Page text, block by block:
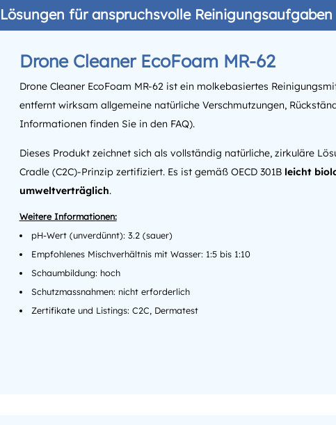
für anspruchsvolle Reinigungsaufgaben
Drone Cleaner EcoFoam MR-62
Drone Cleaner EcoFoam MR-62 ist ein molkebasiertes
entfernt wirksam allgemeine natürliche Verschmutzungen,
Informationen finden Sie in den FAQ).
Dieses Produkt zeichnet sich als vollständig natürliche, zirkuläre
Cradle (C2C)-Prinzip zertifiziert. Es ist gemäß OECD 301B leicht
umweltverträglich.
pH-Wert (unverdünnt): 3.2 (sauer)
Empfohlenes Mischverhältnis mit Wasser: 1:5 bis 1:10
Schaumbildung: hoch
Schutzmassnahmen: nicht erforderlich
Zertifikate und Listings: C2C, Dermatest